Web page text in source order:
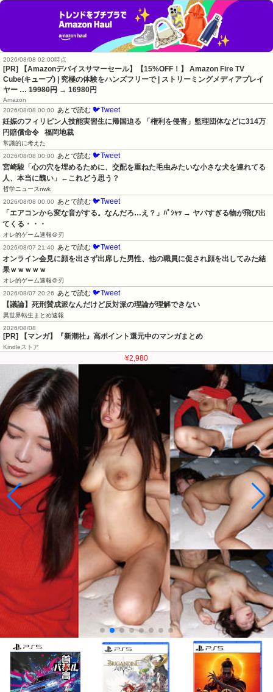
2026/08/08 02:00時点
[PR] 【Amazonデバイスサマーセール】【15%OFF！】 Amazon Fire TV
Cube(キューブ) | 究極の体験をハンズフリーで | ストリーミングメディアプレイ
ヤー … 19980円 → 16980円
Amazon
2026/08/08 00:00
あとで読む 🐦Tweet
妊娠のフィリピン人技能実習生に帰国迫る 「権利を侵害」監理団体などに314万
円賠償命令   福岡地裁
常識的に考えた
2026/08/08 00:00
あとで読む 🐦Tweet
宮崎駿「心の穴を埋めるために、交配を重ねた毛虫みたいな小さな犬を連れてる
人、本当に醜い」←これどう思う？
哲学ニュースnwk
2026/08/08 00:00
あとで読む 🐦Tweet
「エアコンから変な音がする。なんだろ…え？」ﾊﾟｼｬｯ → ヤバすぎる物が飛び出
てくる・・・
オレ的ゲーム速報＠刃
2026/08/07 21:40
あとで読む 🐦Tweet
オンライン会見に顔を出さず出席した男性、他の職員に促され顔を出してみた結
果ｗｗｗｗｗ
オレ的ゲーム速報＠刃
2026/08/07 20:26
あとで読む 🐦Tweet
【議論】死刑賛成派なんだけど反対派の理論が理解できない
異世界転生まとめ速報
2026/08/08
[PR] 【マンガ】『新潮社』高ポイント還元中のマンガまとめ
Kindleストア
¥2,980